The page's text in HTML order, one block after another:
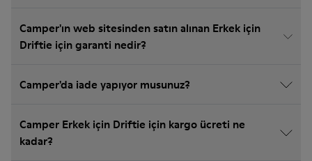
Camper'ın web sitesinden satın alınan Erkek için
Driftie için garanti nedir?
Camper'da iade yapıyor musunuz?
Camper Erkek için Driftie için kargo ücreti ne
kadar?